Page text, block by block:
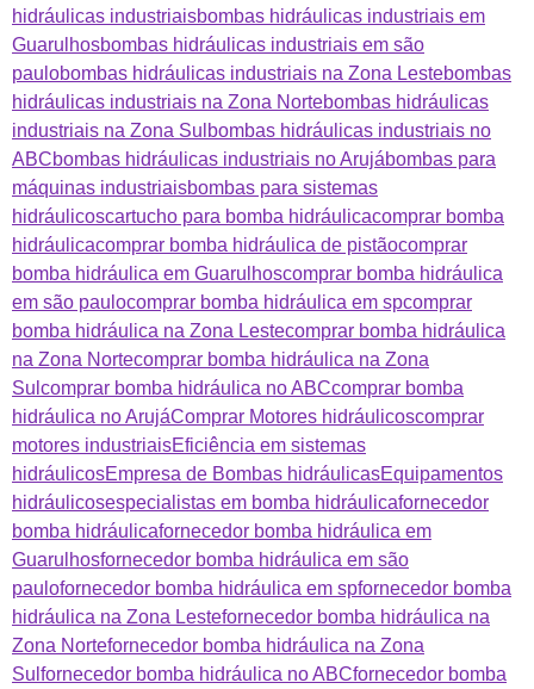
hidráulicas industriaisbombas hidráulicas industriais em
Guarulhosbombas hidráulicas industriais em são
paulobombas hidráulicas industriais na Zona Lestebombas
hidráulicas industriais na Zona Nortebombas hidráulicas
industriais na Zona Sul bombas hidráulicas industriais no
ABCbombas hidráulicas industriais no Arujábombas para
máquinas industriaisbombas para sistemas
hidráulicoscartucho para bomba hidráulicacomprar bomba
hidráulicacomprar bomba hidráulica de pistãocomprar
bomba hidráulica em Guarulhoscomprar bomba hidráulica
em são paulocomprar bomba hidráulica em spcomprar
bomba hidráulica na Zona Lestecomprar bomba hidráulica
na Zona Nortecomprar bomba hidráulica na Zona
Sul comprar bomba hidráulica no ABCcomprar bomba
hidráulica no ArujáComprar Motores hidráulicoscomprar
motores industriaisEficiência em sistemas
hidráulicosEmpresa de Bombas hidráulicasEquipamentos
hidráulicosespecialistas em bomba hidráulicafornecedor
bomba hidráulicafornecedor bomba hidráulica em
Guarulhosfornecedor bomba hidráulica em são
paulofornecedor bomba hidráulica em spfornecedor bomba
hidráulica na Zona Lestefornecedor bomba hidráulica na
Zona Nortefornecedor bomba hidráulica na Zona
Sul fornecedor bomba hidráulica no ABCfornecedor bomba